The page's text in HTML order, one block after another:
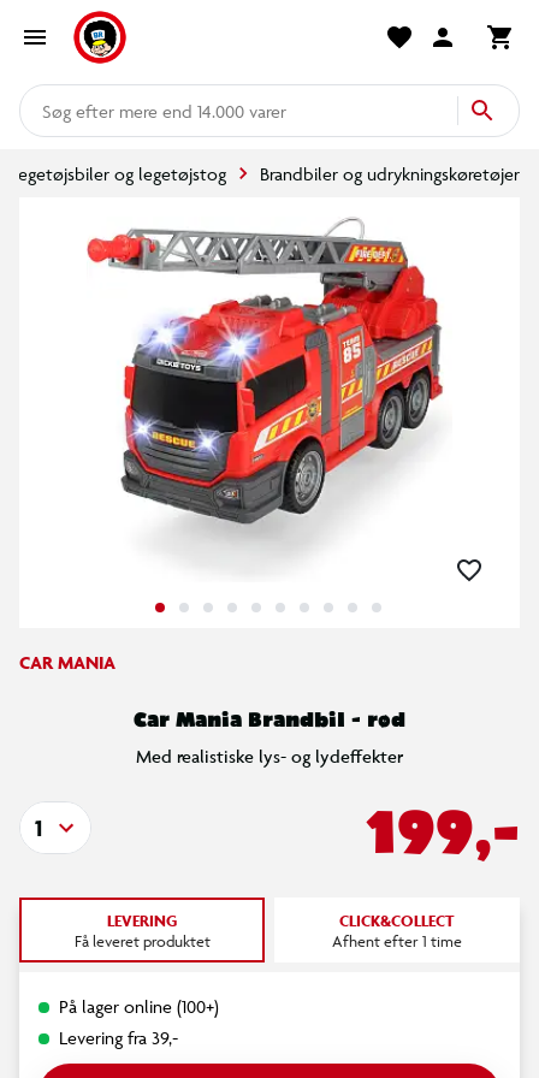
mere end 14.000 varer
Legetøjsbiler og legetøjstog Brandbiler og udrykningskøretøjer
CAR MANIA
Car Mania Brandbil - rød
Med realistiske lys- og lydeffekter
199,-
1
LEVERING
Få leveret produktet
CLICK&COLLECT
Afhent efter 1 time
På lager online (100+)
Levering fra 39,-